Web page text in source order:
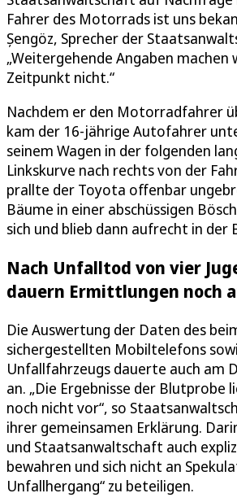
Fahrer des Motorrads ist uns
Șengöz, Sprecher der
„Weitergehende Angaben machen
Zeitpunkt nicht.“
Nachdem er den Motorradfahrer
kam der 16-jährige Autofahrer
seinem Wagen in der folgenden
Linkskurve nach rechts von der
prallte der Toyota offenbar
Bäume in einer abschüssigen
sich und blieb dann aufrecht in der
Nach Unfalltod von vier
dauern Ermittlungen noch
Die Auswertung der Daten des
sichergestellten Mobiltelefons
Unfallfahrzeugs dauerte auch am
an. „Die Ergebnisse der Blutprobe
noch nicht vor“, so
ihrer gemeinsamen Erklärung.
und Staatsanwaltschaft auch
bewahren und sich nicht an
Unfallhergang“ zu beteiligen.